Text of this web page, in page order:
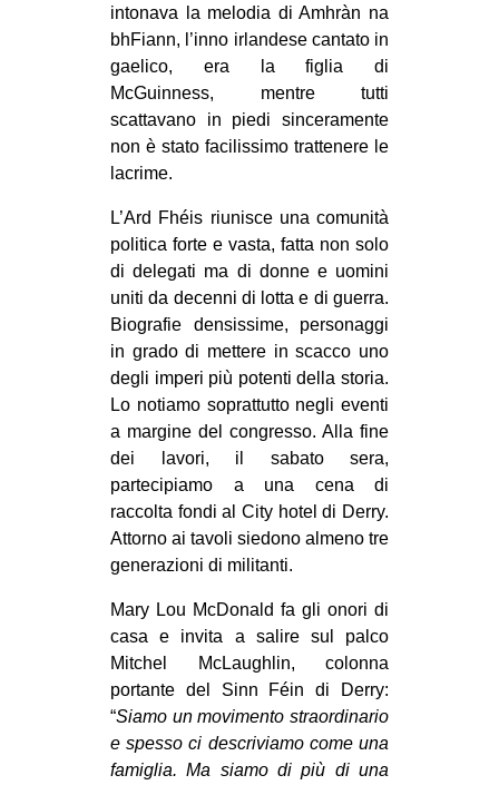
intonava la melodia di Amhràn na
bhFiann, l’inno irlandese cantato in
gaelico, era la figlia di
McGuinness, mentre tutti
scattavano in piedi sinceramente
non è stato facilissimo trattenere le
lacrime.
L’Ard Fhéis riunisce una comunità
politica forte e vasta, fatta non solo
di delegati ma di donne e uomini
uniti da decenni di lotta e di guerra.
Biografie densissime, personaggi
in grado di mettere in scacco uno
degli imperi più potenti della storia.
Lo notiamo soprattutto negli eventi
a margine del congresso. Alla fine
dei lavori, il sabato sera,
partecipiamo a una cena di
raccolta fondi al City hotel di Derry.
Attorno ai tavoli siedono almeno tre
generazioni di militanti.
Mary Lou McDonald fa gli onori di
casa e invita a salire sul palco
Mitchel McLaughlin, colonna
portante del Sinn Féin di Derry:
“Siamo un movimento straordinario
e spesso ci descriviamo come una
famiglia. Ma siamo di più di una